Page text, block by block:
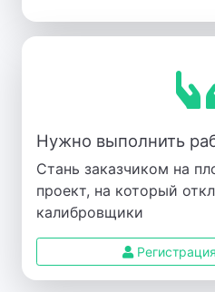
Нужно выполнить
Стань заказчиком на
проект, на который
калибровщики